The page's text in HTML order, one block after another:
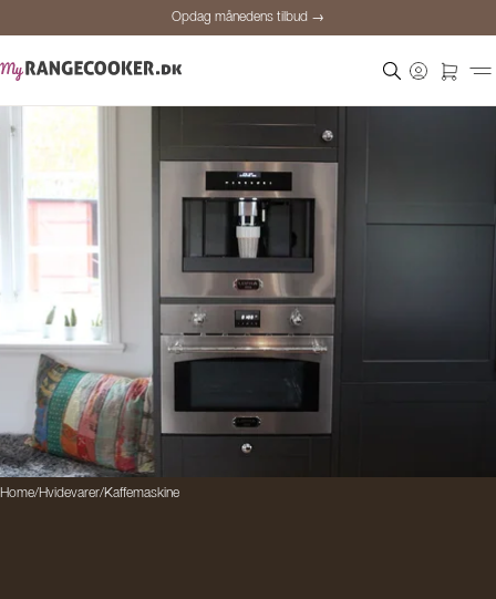
Opdag månedens tilbud →
Prisgaranti
Personlig rådgivning
Opdag månedens tilbud →
Home/Hvidevarer/Kaffemaskine